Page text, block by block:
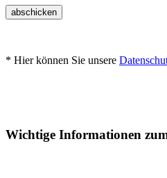
abschicken
* Hier können Sie unsere
Wichtige Informationen